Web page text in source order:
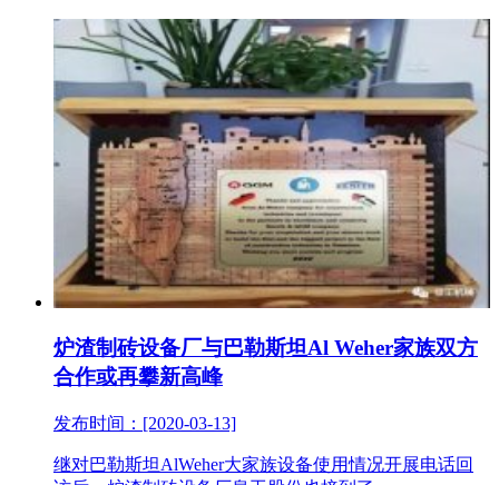
炉渣制砖设备厂与巴勒斯坦Al Weher家族双方
合作或再攀新高峰
发布时间：[2020-03-13]
继对巴勒斯坦AlWeher大家族设备使用情况开展电话回